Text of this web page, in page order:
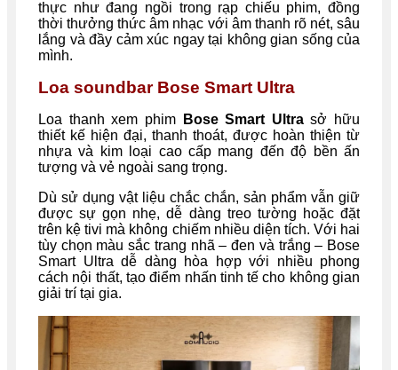
thực như đang ngồi trong rạp chiếu phim, đồng
thời thưởng thức âm nhạc với âm thanh rõ nét, sâu
lắng và đầy cảm xúc ngay tại không gian sống của
mình.
Loa soundbar Bose Smart Ultra
Loa thanh xem phim Bose Smart Ultrasở hữu
thiết kế hiện đại, thanh thoát, được hoàn thiện từ
nhựa và kim loại cao cấp mang đến độ bền ấn
tượng và vẻ ngoài sang trọng.
Dù sử dụng vật liệu chắc chắn, sản phẩm vẫn giữ
được sự gọn nhẹ, dễ dàng treo tường hoặc đặt
trên kệ tivi mà không chiếm nhiều diện tích. Với hai
tùy chọn màu sắc trang nhã – đen và trắng – Bose
Smart Ultra dễ dàng hòa hợp với nhiều phong
cách nội thất, tạo điểm nhấn tinh tế cho không gian
giải trí tại gia.